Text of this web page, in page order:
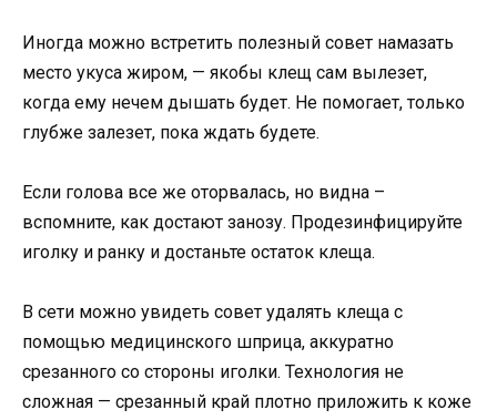
Иногда можно встретить полезный совет намазать
место укуса жиром, — якобы клещ сам вылезет,
когда ему нечем дышать будет. Не помогает, только
глубже залезет, пока ждать будете.
Если голова все же оторвалась, но видна –
вспомните, как достают занозу. Продезинфицируйте
иголку и ранку и достаньте остаток клеща.
В сети можно увидеть совет удалять клеща с
помощью медицинского шприца, аккуратно
срезанного со стороны иголки. Технология не
сложная — срезанный край плотно приложить к коже